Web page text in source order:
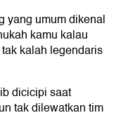
yang umum dikenal
kamu kalau
kalah legendaris
dicicipi saat
tak dilewatkan tim